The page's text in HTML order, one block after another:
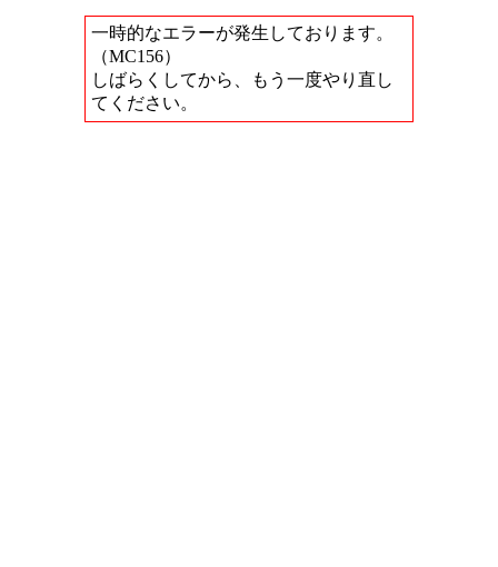
一時的なエラーが発生しております。
（MC156）
しばらくしてから、もう一度やり直し
てください。